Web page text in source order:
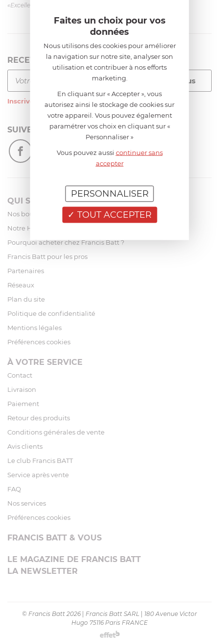
«Excellent: produit et livraison»
RECEVEZ LA NEWSLETTER
Inscrivez-vous à notre newsletter
SUIVEZ-NOUS
QUI SOMMES-NOUS?
Nos boutiques
Notre Histoire
Pourquoi acheter chez Francis Batt ?
Francis Batt pour les pros
Partenaires
Réseaux
Plan du site
Politique de confidentialité
Mentions légales
Préférences cookies
À VOTRE SERVICE
Contact
Livraison
Paiement
Retour des produits
Conditions générales de vente
Avis clients
Le club Francis BATT
Service après vente
FAQ
Nos services
Préférences cookies
FRANCIS BATT & VOUS
LE MAGAZINE DE FRANCIS BATT
LA NEWSLETTER
© Francis Batt 2026 Francis Batt SARL
180 Avenue Victor
Hugo 75116 Paris FRANCE
Faites un choix pour vos
données
Nous utilisons des cookies pour améliorer
la navigation sur notre site, analyser son
utilisation et contribuer à nos efforts
marketing.
En cliquant sur « Accepter », vous
autorisez ainsi le stockage de cookies sur
votre appareil. Vous pouvez également
paramétrer vos choix en cliquant sur «
Personnaliser »
Vous pouvez aussi continuer sans
accepter
TOUT ACCEPTER
PERSONNALISER